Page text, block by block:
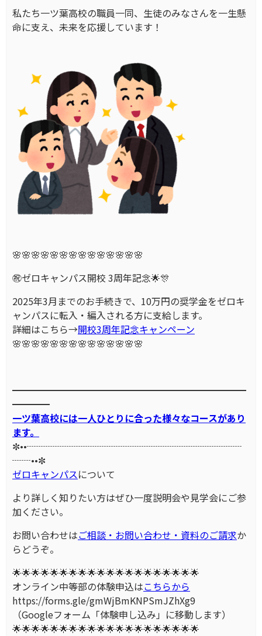
私たち一ツ葉高校の職員一同、生徒のみなさんを一生懸
命に支え、未来を応援しています！
🌸🌸🌸🌸🌸🌸🌸🌸🌸🌸🌸🌸🌸🌸
㊗️ゼロキャンパス開校 3周年記念🌟🎊
2025年3月までのお手続きで、10万円の奨学金をゼロキ
ャンパスに転入・編入される方に支給します。
詳細はこちら→開校3周年記念キャンペーン
🌸🌸🌸🌸🌸🌸🌸🌸🌸🌸🌸🌸🌸🌸
━━━━━━━━━━━━━━━━━━━━━━━━━
━━━━
一ツ葉高校には一人ひとりに合った様々なコースがあり
ます。
✼••┈┈┈┈┈┈┈┈┈┈┈┈┈┈┈┈┈┈┈┈┈┈┈
┈┈••✼
ゼロキャンパスについて
より詳しく知りたい方はぜひ一度説明会や見学会にご参
加ください。
お問い合わせはご相談・お問い合わせ・資料のご請求か
らどうぞ。
🌟🌟🌟🌟🌟🌟🌟🌟🌟🌟🌟🌟🌟🌟🌟🌟🌟🌟🌟🌟
オンライン中等部の体験申込はこちらから
https://forms.gle/gmWjBmKNPSmJZhXg9
（Googleフォーム「体験申し込み」に移動します）
🌟🌟🌟🌟🌟🌟🌟🌟🌟🌟🌟🌟🌟🌟🌟🌟🌟🌟🌟🌟